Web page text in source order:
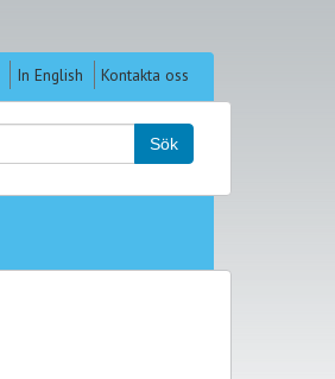
In English Kontakta oss
Sök